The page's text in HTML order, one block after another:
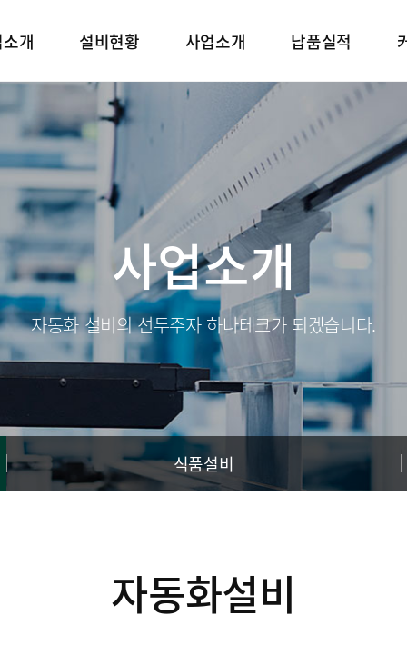
개 설비현황 사업소개 납품실적
사업소개
자동화 설비의 선두주자 하나테크가 되겠습니다.
식품설비
자동화설비